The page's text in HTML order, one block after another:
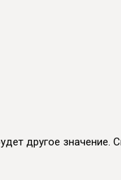
другое значение.